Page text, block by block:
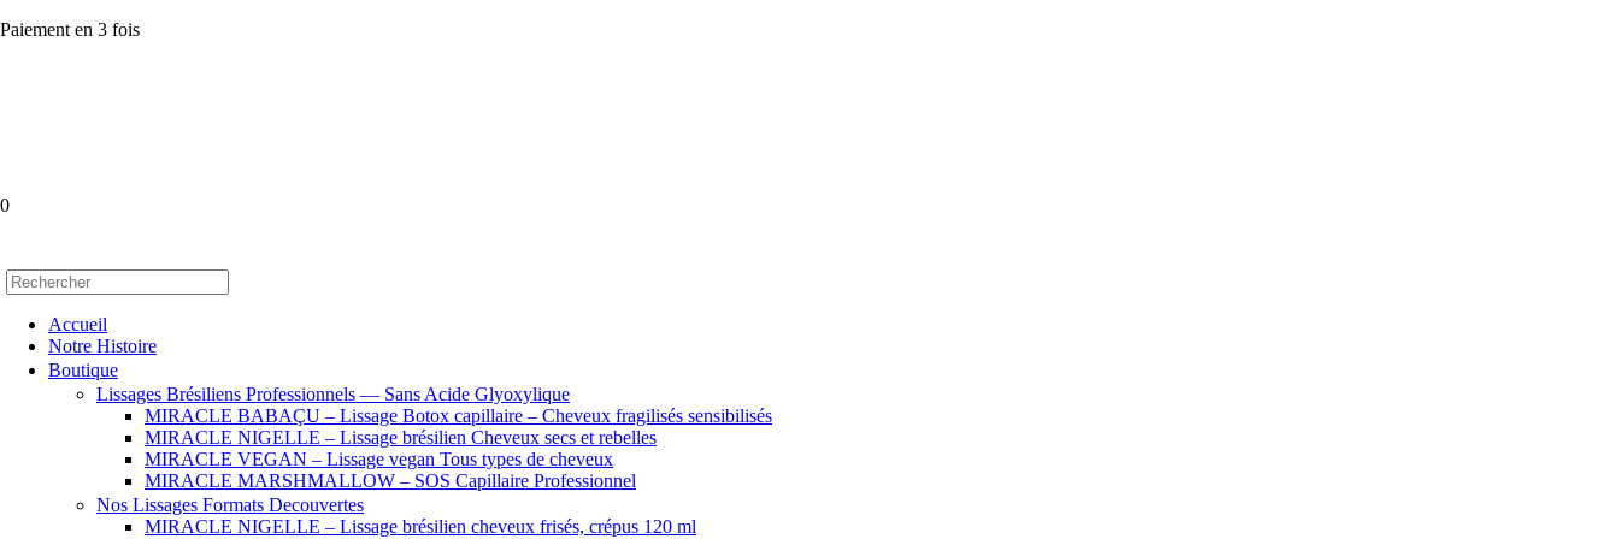
Paiement en 3 fois
0
Accueil
Notre Histoire
Boutique
Lissages Brésiliens Professionnels — Sans Acide Glyoxylique
MIRACLE BABAÇU – Lissage Botox capillaire – Cheveux fragilisés sensibilisés
MIRACLE NIGELLE – Lissage brésilien Cheveux secs et rebelles
MIRACLE VEGAN – Lissage vegan Tous types de cheveux
MIRACLE MARSHMALLOW – SOS Capillaire Professionnel
Nos Lissages Formats Decouvertes
MIRACLE NIGELLE – Lissage brésilien cheveux frisés, crépus 120 ml